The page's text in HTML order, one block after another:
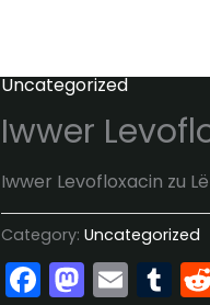
Uncategorized
Iwwer
Iwwer Levofloxacin zu
Category: Uncategorized
Facebook